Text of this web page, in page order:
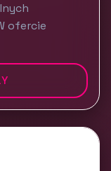
ofercie